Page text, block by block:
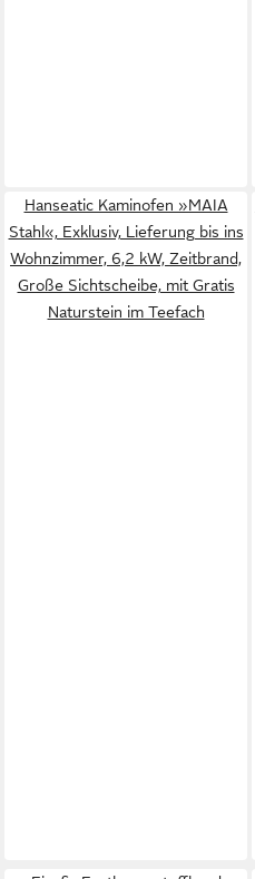
Hanseatic Kaminofen »MAIA
Stahl«, Exklusiv, Lieferung bis ins
Wohnzimmer, 6,2 kW, Zeitbrand,
Große Sichtscheibe, mit Gratis
Naturstein im Teefach